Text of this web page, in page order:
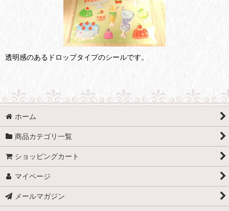
透明感のあるドロップタイプのシールです。
ホーム
商品カテゴリ一覧
ショッピングカート
マイページ
メールマガジン